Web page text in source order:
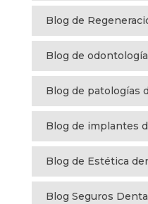
Blog de
Blog de
Blog de patologías
Blog de implantes
Blog de Estética
Blog Seguros